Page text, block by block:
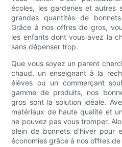
écoles, les garderies et autres
grandes quantités de
Grâce à nos offres de gros,
les enfants dont vous avez la
sans dépenser trop.
Que vous soyez un parent
chaud, un enseignant à la
élèves ou un commerçant
gamme de produits, nos
gros sont la solution idéale.
matériaux de haute qualité et
ne pouvez pas vous tromper.
plein de bonnets d'hiver pour
économies grâce à nos offres